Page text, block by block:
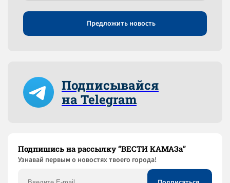
Предложить новость
Подписывайся
на Telegram
Подпишись на рассылку “ВЕСТИ КАМАЗа”
Узнaвай первым о новостях твоего города!